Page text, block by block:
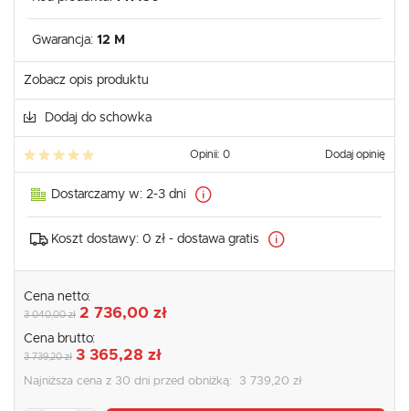
Gwarancja: 12 M
Zobacz opis produktu
Dodaj do schowka
Opinii: 0 Dodaj opinię
Dostarczamy w: 2-3 dni
Koszt dostawy: 0 zł - dostawa gratis
Cena netto:
3 040,00 zł 2 736,00 zł
Cena brutto:
3 739,20 zł 3 365,28 zł
Najniższa cena z 30 dni przed obniżką: 3 739,20 zł